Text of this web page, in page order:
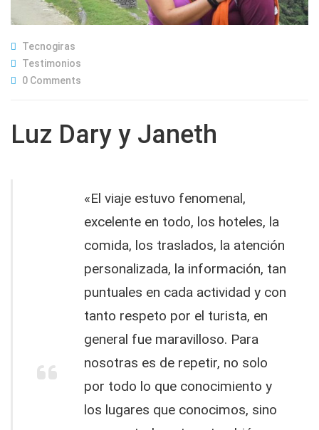
Tecnogiras
Testimonios
0 Comments
Luz Dary y Janeth
«El viaje estuvo fenomenal,
excelente en todo, los hoteles, la
comida, los traslados, la atención
personalizada, la información, tan
puntuales en cada actividad y con
tanto respeto por el turista, en
general fue maravilloso. Para
nosotras es de repetir, no solo
por todo lo que conocimiento y
los lugares que conocimos, sino